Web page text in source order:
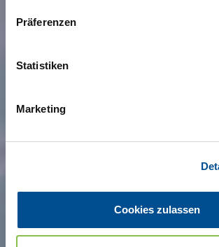
Präferenzen
Statistiken
Marketing
Cookies zulassen
Spiele Bingo rund